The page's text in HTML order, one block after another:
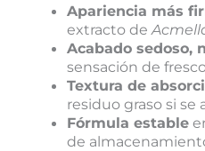
Apariencia más
extracto de
Acabado sedoso,
sensación de
Textura de
residuo graso si
Fórmula estable
de